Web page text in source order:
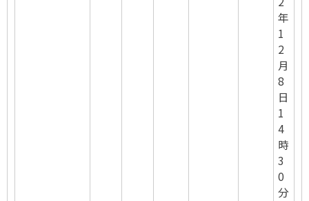
年
1
2
月
8
日
1
4
時
3
0
分